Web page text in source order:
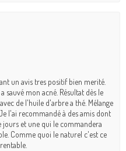
un avis tres positif bien merité.
sauvé mon acné. Résultat dès le
de l'huile d'arbre a thé. Mélange
l'ai recommandé à des amis dont
jours et une qui le commandera
Comme quoi le naturel c'est ce